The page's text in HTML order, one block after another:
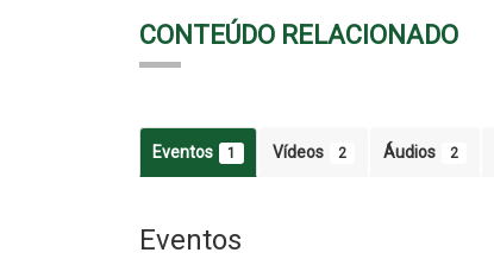
CONTEÚDO RELACIONADO
Eventos 1 Vídeos 2 Áudios 2
Eventos